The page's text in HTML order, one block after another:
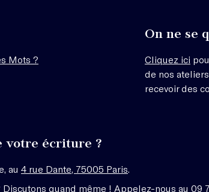
Mots ?
On ne se
Cliquez ici
de nos
recevoir des
votre écriture ?
au 4 rue Dante, 75005 Paris.
Discutons quand même ! Appelez-nous au 09